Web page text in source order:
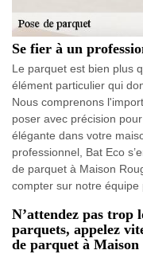
Se fier à un
Le parquet est bien plus
élément particulier qui
Nous comprenons
poser avec précision
élégante dans votre
professionnel, Bat Eco
de parquet à Maison
compter sur notre
N’attendez pas trop
parquets, appelez
de parquet à Maison